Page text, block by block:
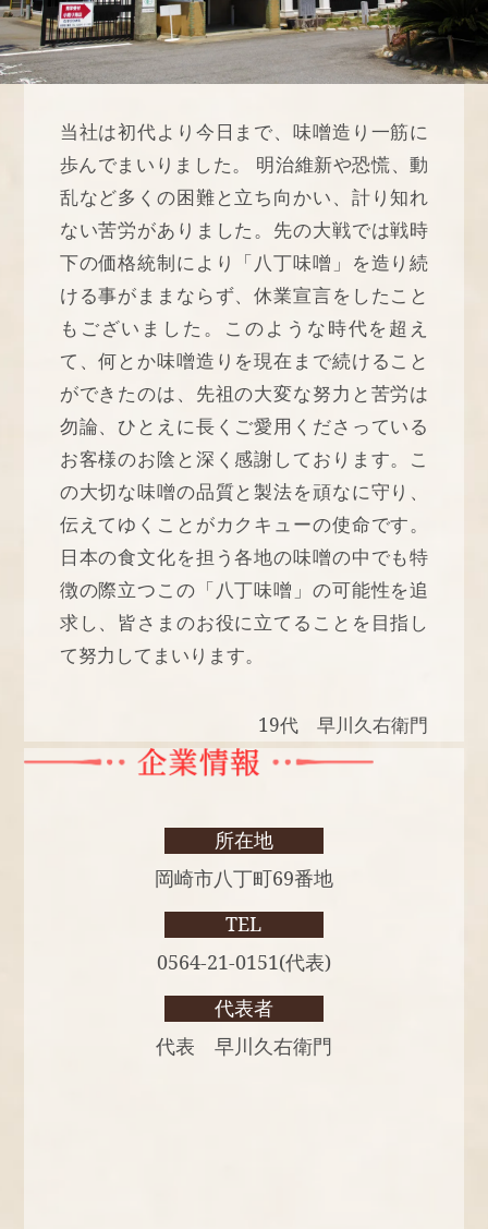
当社は初代より今日まで、味噌造り一筋に
歩んでまいりました。 明治維新や恐慌、動
乱など多くの困難と立ち向かい、計り知れ
ない苦労がありました。先の大戦では戦時
下の価格統制により「八丁味噌」を造り続
ける事がままならず、休業宣言をしたこと
もございました。このような時代を超え
て、何とか味噌造りを現在まで続けること
ができたのは、先祖の大変な努力と苦労は
勿論、ひとえに長くご愛用くださっている
お客様のお陰と深く感謝しております。こ
の大切な味噌の品質と製法を頑なに守り、
伝えてゆくことがカクキューの使命です。
日本の食文化を担う各地の味噌の中でも特
徴の際立つこの「八丁味噌」の可能性を追
求し、皆さまのお役に立てることを目指し
て努力してまいります。
19代 早川久右衛門
所在地
岡崎市八丁町69番地
TEL
0564-21-0151(代表)
代表者
代表 早川久右衛門